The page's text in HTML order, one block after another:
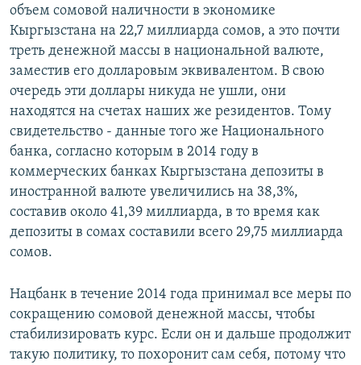
объем сомовой наличности в экономике
Кыргызстана на 22,7 миллиарда сомов, а это почти
треть денежной массы в национальной валюте,
заместив его долларовым эквивалентом. В свою
очередь эти доллары никуда не ушли, они
находятся на счетах наших же резидентов. Тому
свидетельство - данные того же Национального
банка, согласно которым в 2014 году в
коммерческих банках Кыргызстана депозиты в
иностранной валюте увеличились на 38,3%,
составив около 41,39 миллиарда, в то время как
депозиты в сомах составили всего 29,75 миллиарда
сомов.
Нацбанк в течение 2014 года принимал все меры по
сокращению сомовой денежной массы, чтобы
стабилизировать курс. Если он и дальше продолжит
такую политику, то похоронит сам себя, потому что